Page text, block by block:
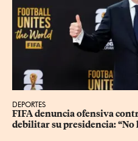
DEPORTES
FIFA denuncia ofensiva
debilitar su presidencia: “No